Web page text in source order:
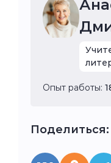
Опыт работы:
Поделиться: